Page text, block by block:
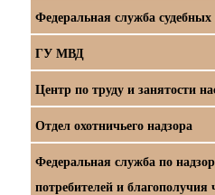
Федеральная служба
ГУ МВД
Центр по труду и занятости
Отдел охотничьего надзора
Федеральная служба по
потребителей и благополучия